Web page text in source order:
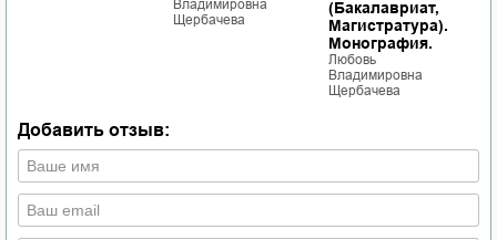
Владимировна
Щербачева
(Бакалавриат,
Магистратура).
Монография.
Любовь
Владимировна
Щербачева
Добавить отзыв: